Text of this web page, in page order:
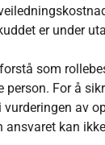
er under
som
person. For å
vurderingen av
kan